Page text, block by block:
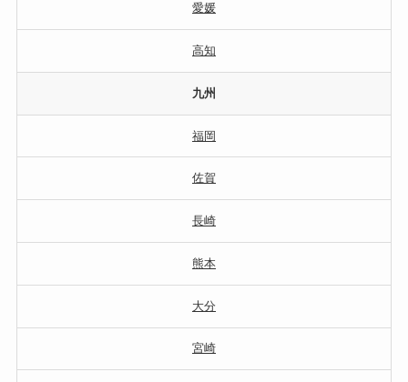
愛媛
高知
九州
福岡
佐賀
長崎
熊本
大分
宮崎